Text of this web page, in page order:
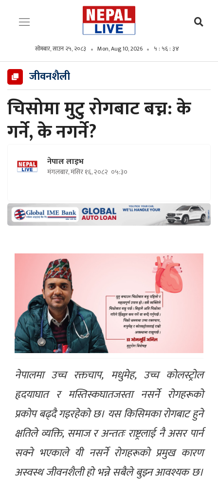
सोमबार, साउन २५, २०८३ Mon, Aug 10, 2026 ५ : ५६ : ३६
जीवनशैली
चिसोमा मुटु रोगबाट बच्न: के
गर्ने, के नगर्ने?
नेपाल लाइभ
मंगलबार, मंसिर १६, २०८२ ०५:३०
नेपालमा उच्च रक्तचाप, मधुमेह, उच्च कोलस्ट्रोल
हृदयाघात र मस्तिस्कघातजस्ता नसर्ने रोगहरूको
प्रकोप बढ्दै गइरहेको छ। यस किसिमका रोगबाट हुने
क्षतिले व्यक्ति, समाज र अन्ततः राष्ट्रलाई नै असर पार्न
सक्ने भएकाले यी नसर्ने रोगहरूको प्रमुख कारण
अस्वस्थ जीवनशैली हो भन्ने सबैले बुझ्न आवश्यक छ।